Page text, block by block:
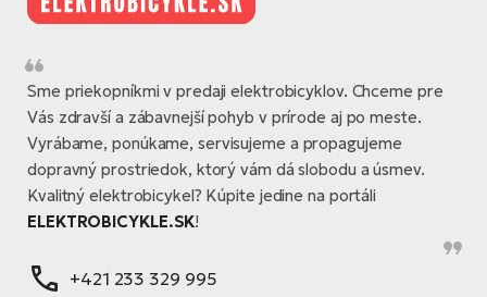
Sme priekopníkmi v predaji elektrobicyklov. Chceme pre
Vás zdravší a zábavnejší pohyb v prírode aj po meste.
Vyrábame, ponúkame, servisujeme a propagujeme
dopravný prostriedok, ktorý vám dá slobodu a úsmev.
Kvalitný elektrobicykel? Kúpite jedine na portáli
ELEKTROBICYKLE.SK!
+421 233 329 995